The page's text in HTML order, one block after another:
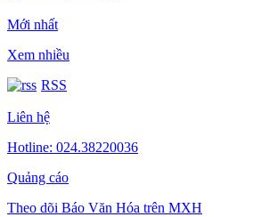
Mới nhất
Xem nhiều
RSS
Liên hệ
Hotline: 024.38220036
Quảng cáo
Theo dõi Báo Văn Hóa trên MXH